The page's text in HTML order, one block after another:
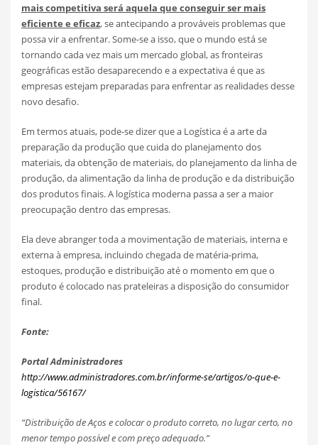
mais competitiva será aquela que conseguir ser mais
eficiente e eficaz, se antecipando a prováveis problemas que
possa vir a enfrentar. Some-se a isso, que o mundo está se
tornando cada vez mais um mercado global, as fronteiras
geográficas estão desaparecendo e a expectativa é que as
empresas estejam preparadas para enfrentar as realidades desse
novo desafio.
Em termos atuais, pode-se dizer que a Logística é a arte da
preparação da produção que cuida do planejamento dos
materiais, da obtenção de materiais, do planejamento da linha de
produção, da alimentação da linha de produção e da distribuição
dos produtos finais. A logística moderna passa a ser a maior
preocupação dentro das empresas.
Ela deve abranger toda a movimentação de materiais, interna e
externa à empresa, incluindo chegada de matéria-prima,
estoques, produção e distribuição até o momento em que o
produto é colocado nas prateleiras a disposição do consumidor
final.
Fonte:
Portal Administradores
http://www.administradores.com.br/informe-se/artigos/o-que-e-
logistica/56167/
“Distribuição de Aços e colocar o produto correto, no lugar certo, no
menor tempo possível e com preço adequado.”